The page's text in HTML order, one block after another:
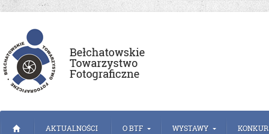
AKTUALNOŚCI O BTF WYSTAWY